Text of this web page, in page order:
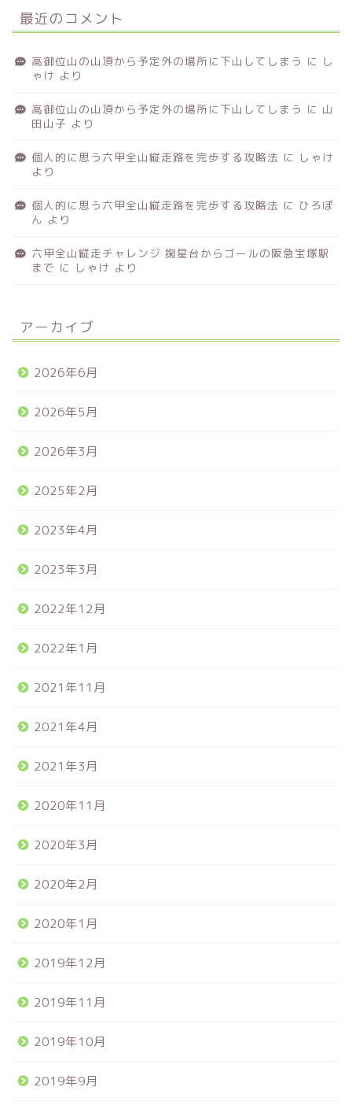
最近のコメント
高御位山の山頂から予定外の場所に下山してしまう に し
ゃけ より
高御位山の山頂から予定外の場所に下山してしまう に 山
田山子 より
個人的に思う六甲全山縦走路を完歩する攻略法 に しゃけ
より
個人的に思う六甲全山縦走路を完歩する攻略法 に ひろぽ
ん より
六甲全山縦走チャレンジ 掬星台からゴールの阪急宝塚駅
まで に しゃけ より
アーカイブ
2026年6月
2026年5月
2026年3月
2025年2月
2023年4月
2023年3月
2022年12月
2022年1月
2021年11月
2021年4月
2021年3月
2020年11月
2020年3月
2020年2月
2020年1月
2019年12月
2019年11月
2019年10月
2019年9月